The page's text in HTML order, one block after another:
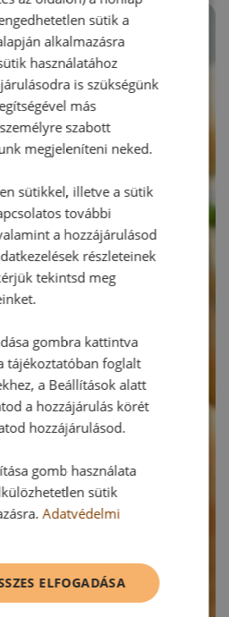
sütik a
alkalmazásra
használatához
is szükségünk
más
szabott
megjeleníteni neked.
sütikkel, illetve a sütik
további
a hozzájárulásod
részleteinek
tekintsd meg
gombra kattintva
tájékoztatóban foglalt
a Beállítások alatt
a hozzájárulás körét
hozzájárulásod.
gomb használata
sütik
Adatvédelmi
ELFOGADÁSA